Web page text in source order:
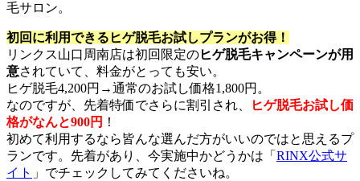
毛サロン。
初回に利用できるヒゲ脱毛お試しプランがお得！
リンクス山口周南店は初回限定のヒゲ脱毛キャンペーンが用
意されていて、料金がとっても安い。
ヒゲ脱毛4,200円→通常のお試し価格1,800円。
なのですが、先着特価でさらに割引され、
ヒゲ脱毛お試し価
格がなんと900円 ！
初めて利用するなら皆んな選んだ方がいいのではと思えるプ
ランです。先着があり、今実施中かどうかは「 RINX公式サ
イト 」でチェックしてみてくださいね。